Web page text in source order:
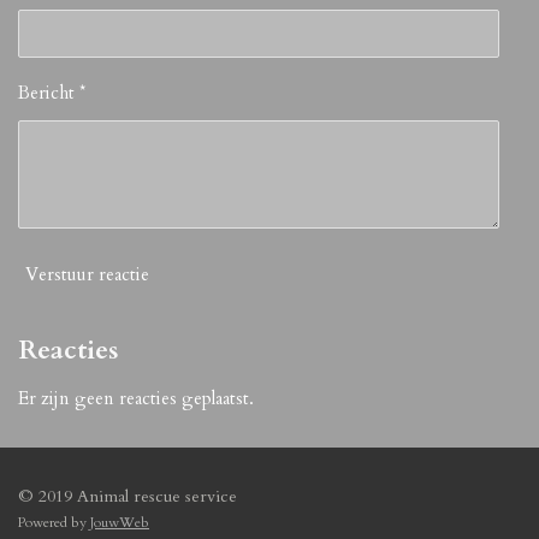
Bericht *
Verstuur reactie
Reacties
Er zijn geen reacties geplaatst.
© 2019 Animal rescue service
Powered byJouwWeb